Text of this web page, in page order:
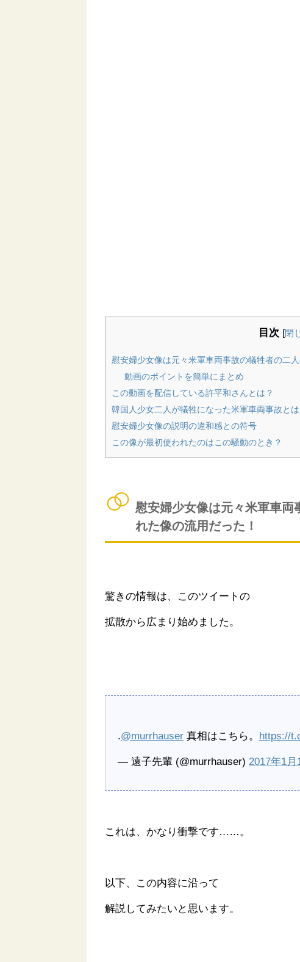
目次 [閉
慰安婦少女像は元々米軍車両事故の犠牲者の二
動画のポイントを簡単にまとめ
この動画を配信している許平和さんとは？
韓国人少女二人が犠牲になった米軍車両事故とは
慰安婦少女像の説明の違和感との符号
この像が最初使われたのはこの騒動のとき？
慰安婦少女像は元々米軍車両
れた像の流用だった！
驚きの情報は、このツイートの
拡散から広まり始めました。
.@murrhauser 真相はこちら。 https://
— 遠子先輩 (@murrhauser) 2017年1月
これは、かなり衝撃です……。
以下、この内容に沿って
解説してみたいと思います。